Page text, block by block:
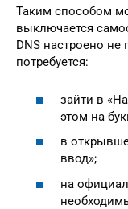
Таким способом
выключается
DNS настроено
потребуется:
зайти в
этом на
в
ввод»;
на